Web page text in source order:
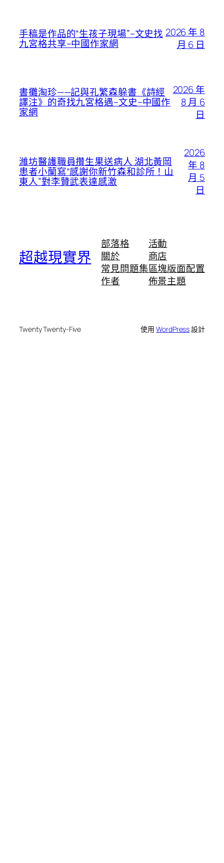
手稿是作品的“生孩子現場”–文史找
九宮格共享–中國作家網
2026 年 8
月 6 日
書攤淘珍——記與孔繁森躲書《詩經
譯注》的奇找九宮格遇–文史–中國作
家網
2026 年
8 月 6
日
濰坊醫護職員攢生果送病人 湖北黃岡
患者小蘭寫“感謝你新竹森和診所！山
東人”對李贊武表達感激
2026
年 8
月 5
日
超越現實界
部落格
關於
常見問題集
作者
活動
商店
區塊版面配置
佈景主題
Twenty Twenty-Five 使用WordPress設計